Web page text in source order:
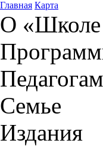
Главная Карта
О «Школе
Педагогам
Семье
Издания